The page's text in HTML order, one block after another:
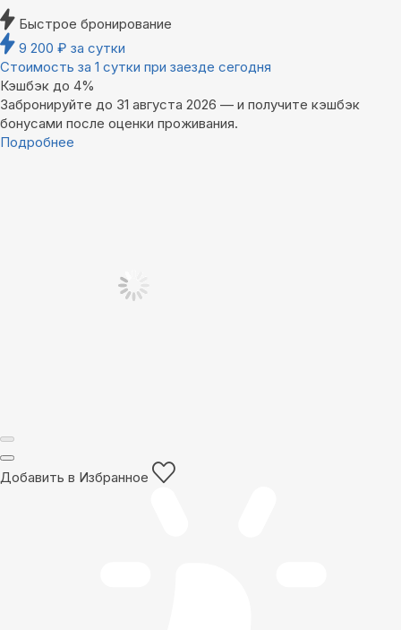
Быстрое бронирование
9 200 ₽ за сутки
Стоимость за 1 сутки при заезде сегодня
Кэшбэк до 4%
Забронируйте до 31 августа 2026 — и получите кэшбэк
бонусами после оценки проживания.
Подробнее
Добавить в Избранное